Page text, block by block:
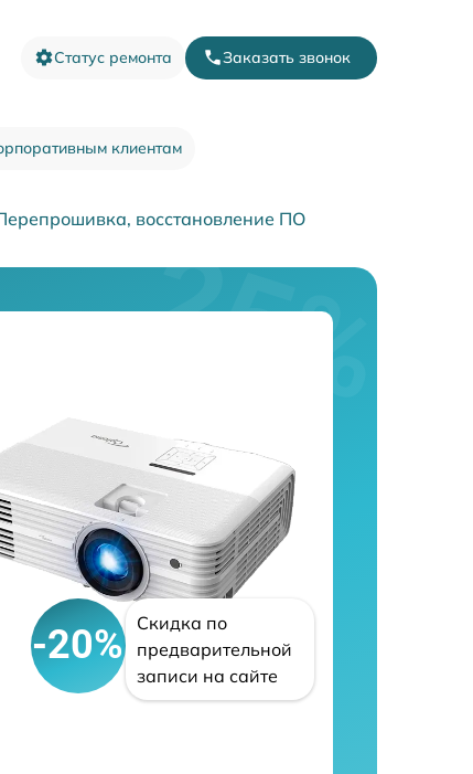
Статус ремонта Заказать звонок
клиентам
восстановление ПО
-20%
Скидка по
предварительной
записи на сайте